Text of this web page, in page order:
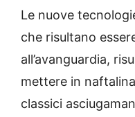
Le nuove
che risultano
all’avanguardia,
mettere in
classici